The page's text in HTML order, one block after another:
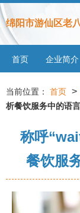
绵阳市游仙区老
首页 企业简介
当前位置： 首页 >
析餐饮服务中的语
称呼
餐饮服